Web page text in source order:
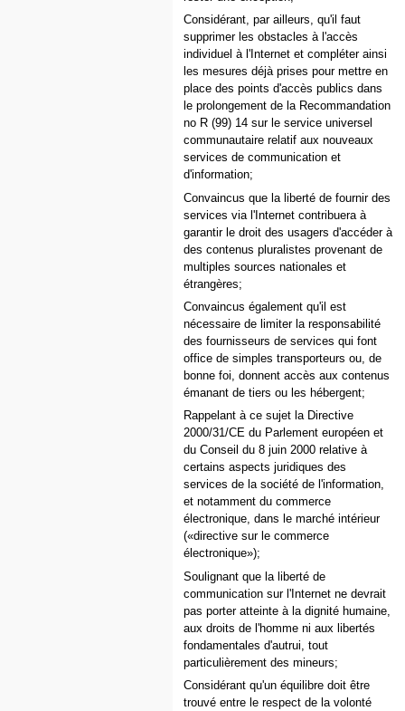
Considérant, par ailleurs, qu'il faut
supprimer les obstacles à l'accès
individuel à l'Internet et compléter ainsi
les mesures déjà prises pour mettre en
place des points d'accès publics dans
le prolongement de la Recommandation
no R (99) 14 sur le service universel
communautaire relatif aux nouveaux
services de communication et
d'information;
Convaincus que la liberté de fournir des
services via l'Internet contribuera à
garantir le droit des usagers d'accéder à
des contenus pluralistes provenant de
multiples sources nationales et
étrangères;
Convaincus également qu'il est
nécessaire de limiter la responsabilité
des fournisseurs de services qui font
office de simples transporteurs ou, de
bonne foi, donnent accès aux contenus
émanant de tiers ou les hébergent;
Rappelant à ce sujet la Directive
2000/31/CE du Parlement européen et
du Conseil du 8 juin 2000 relative à
certains aspects juridiques des
services de la société de l'information,
et notamment du commerce
électronique, dans le marché intérieur
(«directive sur le commerce
électronique»);
Soulignant que la liberté de
communication sur l'Internet ne devrait
pas porter atteinte à la dignité humaine,
aux droits de l'homme ni aux libertés
fondamentales d'autrui, tout
particulièrement des mineurs;
Considérant qu'un équilibre doit être
trouvé entre le respect de la volonté